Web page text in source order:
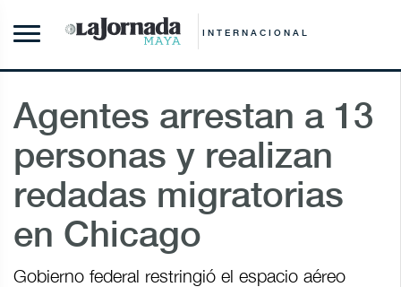
INTERNACIONAL
Agentes arrestan a 13
personas y realizan
redadas migratorias
en Chicago
Gobierno federal restringió el espacio aéreo